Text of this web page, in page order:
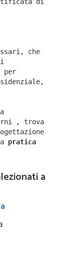
di
che
per
,
trova
pratica
a